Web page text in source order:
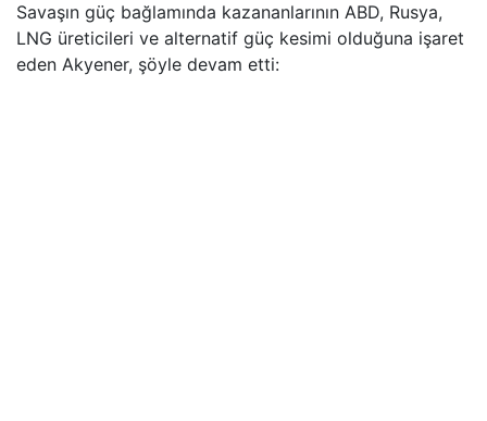
Savaşın güç bağlamında kazananlarının ABD, Rusya,
LNG üreticileri ve alternatif güç kesimi olduğuna işaret
eden Akyener, şöyle devam etti: